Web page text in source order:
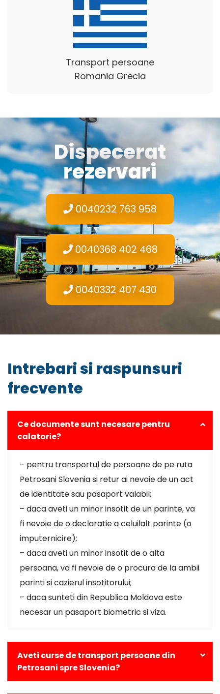
Transport persoane
Romania Grecia
Dispecerat
rezervari
0040232 763 958
0040368 402 468
0040332 407 430
Intrebari si raspunsuri
frecvente
Ce documente sunt necesare pentru
calatorie?
– pentru transportul de persoane de pe ruta
Petrosani Slovenia si retur ai nevoie de un act
de identitate sau pasaport valabil;
– daca aveti un minor insotit de un parinte, va
fi nevoie de o declaratie a celuilalt parinte (o
imputernicire);
– daca aveti un minor insotit de o alta
persoana, va fi nevoie de o procura de la ambii
parinti si cazierul insotitorului;
– daca sunteti din Republica Moldova este
necesar un pasaport biometric si viza.
Aveti curse de transport persoane din
Petrosani spre Slovenia?